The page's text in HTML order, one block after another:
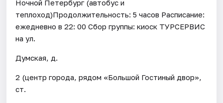
Ночной Петербург (автобус и
теплоход)Продолжительность: 5 часов Расписание:
ежедневно в 22: 00 Сбор группы: киоск ТУРСЕРВИС
на ул.
Думская, д.
2 (центр города, рядом «Большой Гостиный двор»,
ст.